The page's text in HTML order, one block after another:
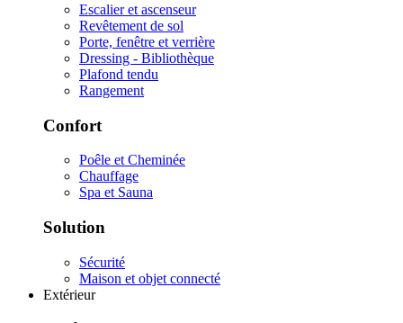
Escalier et ascenseur
Revêtement de sol
Porte, fenêtre et verrière
Dressing - Bibliothèque
Plafond tendu
Rangement
Confort
Poêle et Cheminée
Chauffage
Spa et Sauna
Solution
Sécurité
Maison et objet connecté
Extérieur